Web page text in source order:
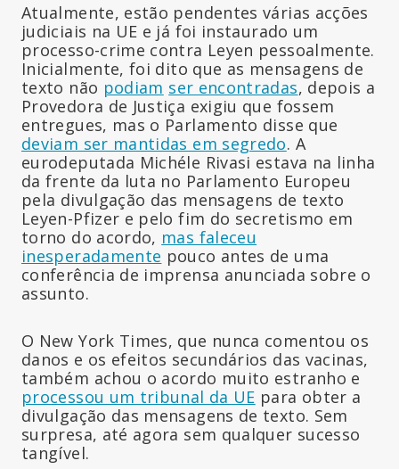
Atualmente, estão pendentes várias acções
judiciais na UE e já foi instaurado um
processo-crime contra Leyen pessoalmente.
Inicialmente, foi dito que as mensagens de
texto não podiam ser encontradas, depois a
Provedora de Justiça exigiu que fossem
entregues, mas o Parlamento disse que
deviam ser mantidas em segredo. A
eurodeputada Michéle Rivasi estava na linha
da frente da luta no Parlamento Europeu
pela divulgação das mensagens de texto
Leyen-Pfizer e pelo fim do secretismo em
torno do acordo, mas faleceu
inesperadamente pouco antes de uma
conferência de imprensa anunciada sobre o
assunto.
O New York Times, que nunca comentou os
danos e os efeitos secundários das vacinas,
também achou o acordo muito estranho e
processou um tribunal da UE para obter a
divulgação das mensagens de texto. Sem
surpresa, até agora sem qualquer sucesso
tangível.